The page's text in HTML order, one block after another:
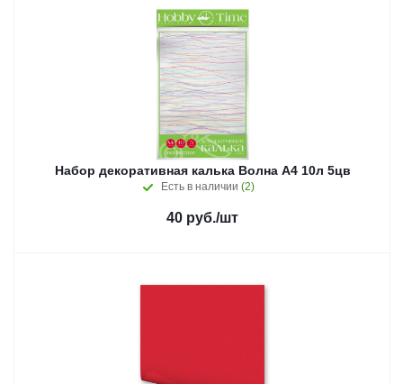
Набор декоративная калька Волна А4 10л 5цв
Есть в наличии (2)
40 руб./шт